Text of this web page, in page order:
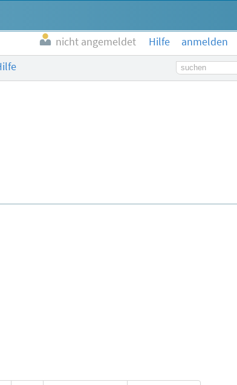
nicht angemeldet Hilfe anmelden
Suchbegriff